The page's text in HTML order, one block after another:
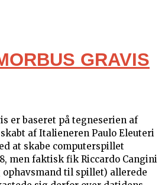
GRAVIS
er baseret på tegneserien af
af Italieneren Paulo Eleuteri
at skabe computerspillet
men faktisk fik Riccardo Cangini
til spillet) allerede